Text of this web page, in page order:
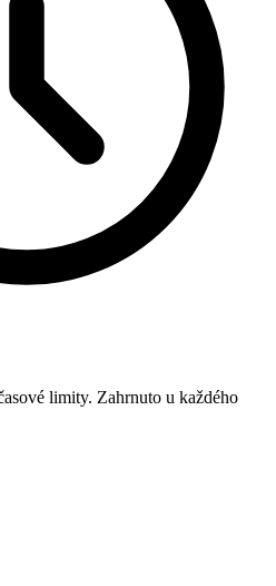
limity. Zahrnuto u každého